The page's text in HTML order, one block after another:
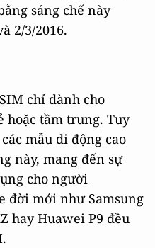
sáng chế này
2/3/2016.
chỉ dành cho
hoặc tầm trung. Tuy
mẫu di động cao
này, mang đến sự
cho người
đời mới như Samsung
hay Huawei P9 đều